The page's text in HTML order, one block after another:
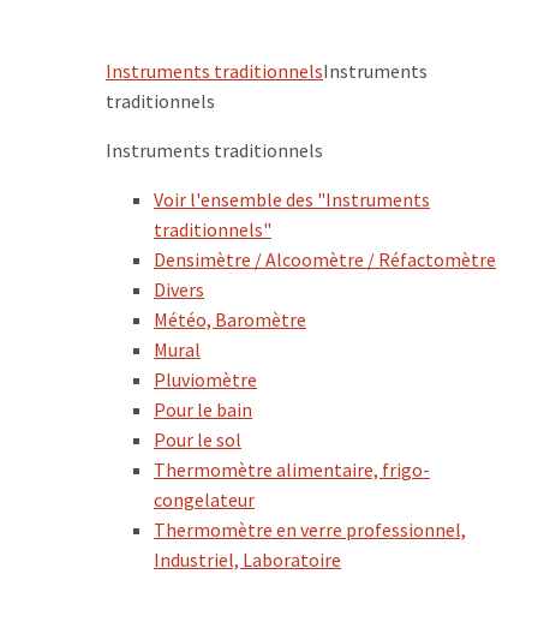
Instruments traditionnelsInstruments
traditionnels
Instruments traditionnels
Voir l'ensemble des "Instruments
traditionnels"
Densimètre / Alcoomètre / Réfactomètre
Divers
Météo, Baromètre
Mural
Pluviomètre
Pour le bain
Pour le sol
Thermomètre alimentaire, frigo-
congelateur
Thermomètre en verre professionnel,
Industriel, Laboratoire